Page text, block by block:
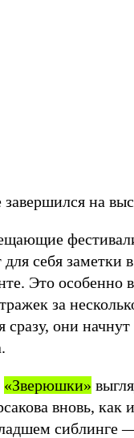
на
себя заметки
Это особенно
за
сразу, они начнут
«Зверюшки»
вновь, как
сиблинге